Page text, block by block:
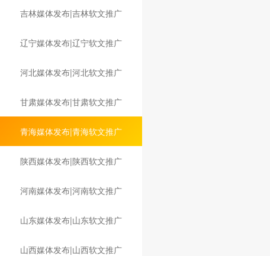
吉林媒体发布|吉林软文推广
辽宁媒体发布|辽宁软文推广
河北媒体发布|河北软文推广
甘肃媒体发布|甘肃软文推广
青海媒体发布|青海软文推广
陕西媒体发布|陕西软文推广
河南媒体发布|河南软文推广
山东媒体发布|山东软文推广
山西媒体发布|山西软文推广